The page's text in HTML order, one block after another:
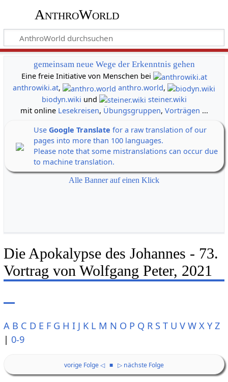
AnthroWorld
gemeinsam neue Wege der Erkenntnis gehen
Eine freie Initiative von Menschen bei
anthrowiki.at, anthro.world,
biodyn.wiki und
steiner.wiki
mit online Lesekreisen, Übungsgruppen, Vorträgen ...
Use Google Translate for a raw translation of our
pages into more than 100 languages.
Please note that some mistranslations can occur due
to machine translation.
Alle Banner auf einen Klick
Die Apokalypse des Johannes - 73.
Vortrag von Wolfgang Peter, 2021
A B C D E F G H I J K L M N O P Q R S T U V W X Y Z
| 0-9
vorige Folge ◁ ■ ▷ nächste Folge